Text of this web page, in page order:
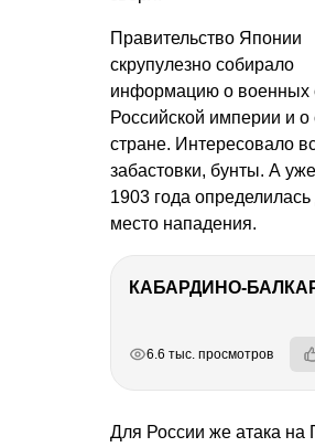
Правительство Японии
скрупулезно собирало
информацию о военных
Российской империи и о
стране. Интересовало
забастовки, бунты. А
1903 года определилась
место нападения.
6.6 тыс. просмотров
Для России же атака на